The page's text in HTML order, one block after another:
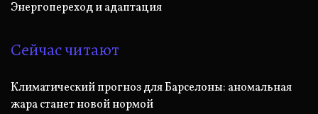
Энергопереход и адаптация
Сейчас читают
Климатический прогноз для Барселоны: аномальная
жара станет новой нормой